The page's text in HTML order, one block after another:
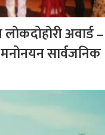
लोकदोहोरी अवार्ड
सार्वजनिक